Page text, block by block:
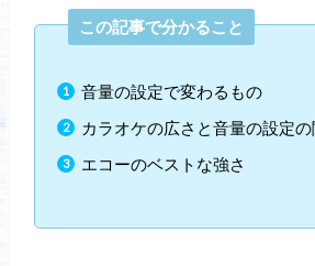
この記事で分かること
音量の設定で変わるもの
カラオケの広さと音量の設定
エコーのベストな強さ